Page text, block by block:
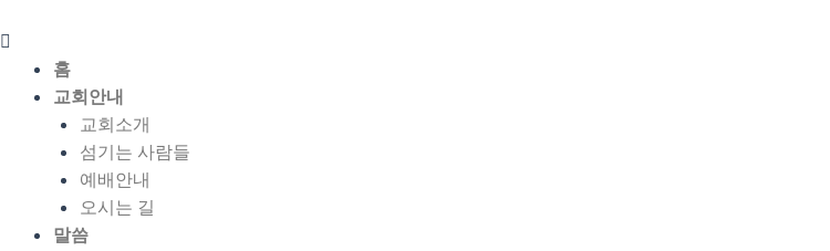
텐
홈
교회안내
교회소개
섬기는 사람들
예배안내
오시는 길
말씀